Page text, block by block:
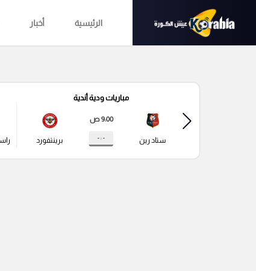
الرئيسية أخبار
مباريات ودية أندية
ستاد رين
9:00 ص
- : - برينتفورد